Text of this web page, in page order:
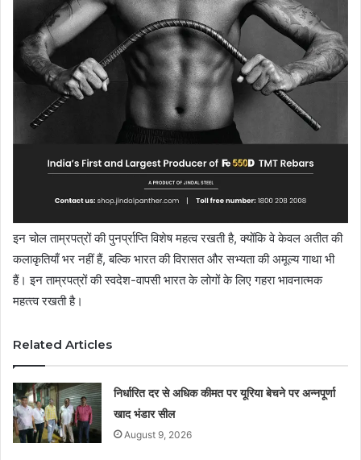
इन चोल ताम्रपत्रों की पुनर्प्राप्ति विशेष महत्व रखती है, क्योंकि वे केवल अतीत की
कलाकृतियाँ भर नहीं हैं, बल्कि भारत की विरासत और सभ्यता की अमूल्य गाथा भी
हैं। इन ताम्रपत्रों की स्वदेश-वापसी भारत के लोगों के लिए गहरा भावनात्मक
महत्‍त्‍व रखती है।
Related Articles
निर्धारित दर से अधिक कीमत पर यूरिया बेचने पर अन्नपूर्णा
खाद भंडार सील
August 9, 2026